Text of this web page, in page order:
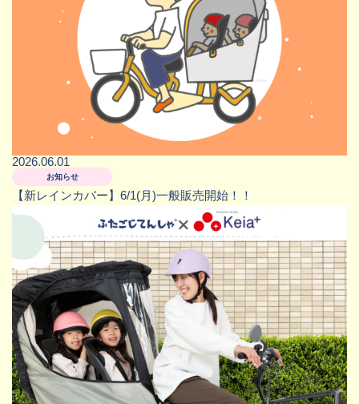
2026.06.01
お知らせ
【新レインカバー】6/1(月)一般販売開始！！